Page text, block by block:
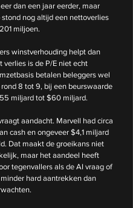
dan een jaar eerder, maar
nog altijd een nettoverlies
miljoen.
winstverhouding helpt dan
verlies is de P/E niet echt
betalen beleggers wel
8 tot 9, bij een beurswaarde
miljard tot $60 miljard.
aandacht. Marvell had circa
cash en ongeveer $4,1 miljard
Dat maakt de groeikans niet
maar het aandeel heeft
tegenvallers als de AI vraag of
hard aantrekken dan